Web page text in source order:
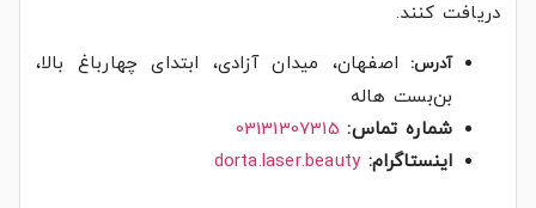
دریافت کنند.
آدرس: اصفهان، میدان آزادی، ابتدای چهارباغ بالا،
بن‌بست هاله
شماره تماس: 03131307315
اینستاگرام:dorta.laser.beauty